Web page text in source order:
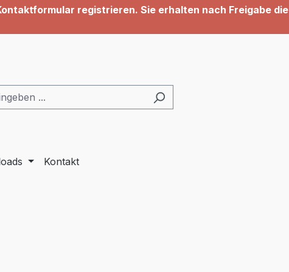
registrieren. Sie erhalten nach Freigabe die
Kontakt